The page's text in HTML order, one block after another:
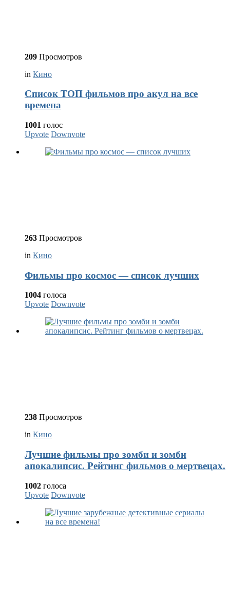
209 Просмотров
in Кино
Список ТОП фильмов про акул на все
времена
1001 голос
Upvote Downvote
263 Просмотров
in Кино
Фильмы про космос — список лучших
1004 голоса
Upvote Downvote
238 Просмотров
in Кино
Лучшие фильмы про зомби и зомби
апокалипсис. Рейтинг фильмов о мертвецах.
1002 голоса
Upvote Downvote